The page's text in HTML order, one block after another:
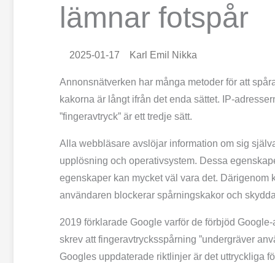
lämnar fotspår
2025-01-17 Karl Emil Nikka
Annonsnätverken har många metoder för att
kakorna är långt ifrån det enda sättet. IP-
”fingeravtryck” är ett tredje sätt.
Alla webbläsare avslöjar information om sig
upplösning och operativ­system. Dessa
egenskaper kan mycket väl vara det.
användaren blockerar spårningskakor och
2019 förklarade Google varför de förbjöd
skrev att fingeravtrycks­spårning ”undergräver
Googles uppdaterade riktlinjer är det uttryckliga